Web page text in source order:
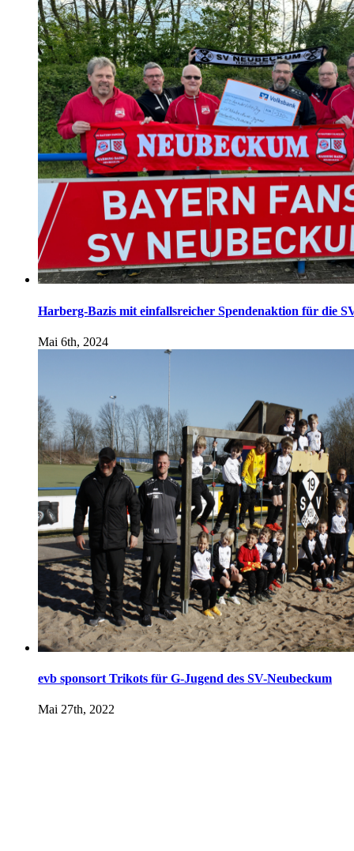
Harberg-Bazis mit einfallsreicher Spendenaktion für die
Mai 6th, 2024
evb sponsort Trikots für G-Jugend des SV-Neubeckum
Mai 27th, 2022